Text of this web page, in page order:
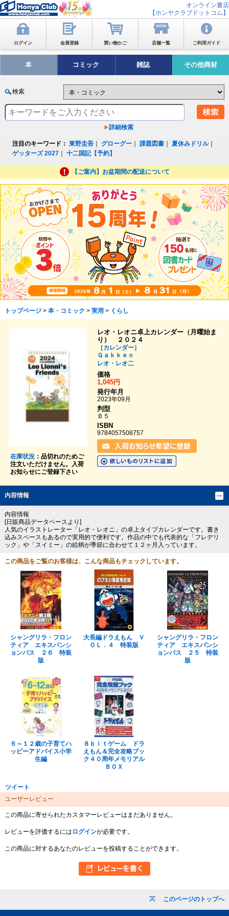
オンライン書店
【ホンヤクラブドットコム】
ログイン 会員登録 買い物かご 店舗一覧 ご利用ガイド
本 コミック 雑誌 その他商材
検索
詳細検索
注目のキーワード： 東野圭吾 グローグー ｜課題図書 ｜夏休みドリル｜
ゲッターズ 2027 ｜十二国記【予約】
【ご案内】お盆期間の配送について
このページのトップへ
トップページ> 本・コミック > 実用 > くらし
在庫状況：品切れのためご
注文いただけません。入荷
お知らせにご登録下さい
レオ・レオニ卓上カレンダー（月曜始ま
り） ２０２４
［カレンダー］
Ｇａｋｋｅｎ
レオ・レオ二
価格
1,045円
発行年月
2023年09月
判型
Ｂ５
ISBN
9784057508757
内容情報
内容情報
[日販商品データベースより]
人気のイラストレーター「レオ・レオニ」の卓上タイプカレンダーです。書き
込みスペースもあるので実用的で便利です。作品の中でも代表的な「フレデリ
ック」や「スイミー」の絵柄が季節に合わせて１２ヶ月入っています。
この商品をご覧のお客様は、こんな商品もチェックしています。
シャングリラ・フロン
ティア エキスパンシ
ョンパス ２６ 特装
版
大長編ドラえもん Ｖ
ＯＬ．４ 特装版
シャングリラ・フロン
ティア エキスパンシ
ョンパス ２５ 特装
版
６～１２歳の子育てハ
ッピーアドバイス小学
生編
８ｂｉｔゲーム ドラ
えもん＆完全攻略ブッ
ク４０周年メモリアル
ＢＯＸ
ツイート
ユーザーレビュー
この商品に寄せられたカスタマーレビューはまだありません。
レビューを評価するには ログインが必要です。
この商品に対するあなたのレビューを投稿することができます。